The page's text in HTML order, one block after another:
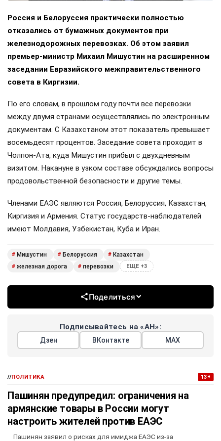
Россия и Белоруссия практически полностью
отказались от бумажных документов при
железнодорожных перевозках. Об этом заявил
премьер-министр Михаил Мишустин на расширенном
заседании Евразийского межправительственного
совета в Киргизии.
По его словам, в прошлом году почти все перевозки
между двумя странами осуществлялись по электронным
документам. С Казахстаном этот показатель превышает
восемьдесят процентов. Заседание совета проходит в
Чолпон-Ата, куда Мишустин прибыл с двухдневным
визитом. Накануне в узком составе обсуждались вопросы
продовольственной безопасности и другие темы.
Членами ЕАЭС являются Россия, Белоруссия, Казахстан,
Киргизия и Армения. Статус государств-наблюдателей
имеют Молдавия, Узбекистан, Куба и Иран.
# Мишустин # Белоруссия # Казахстан
# железная дорога # перевозки ЕЩЕ +3
Поделиться
Подписывайтесь на «АН»:
Дзен ВКонтакте МАХ
//ПОЛИТИКА 13+
Пашинян предупредил: ограничения на
армянские товары в России могут
настроить жителей против ЕАЭС
Пашинян заявил о рисках для имиджа ЕАЭС из-за